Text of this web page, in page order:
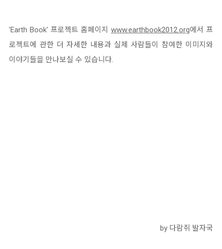
'Earth Book' 프로젝트 홈페이지 www.earthbook2012.org에서 프
로젝트에 관한 더 자세한 내용과 실제 사람들이 참여한 이미지와
이야기들을 만나보실 수 있습니다.
by 다람쥐 발자국